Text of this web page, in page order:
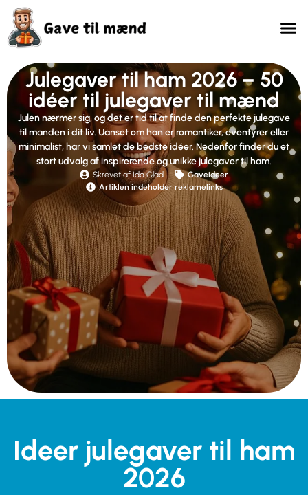
Julegaver til ham 2026 – 50
idéer til julegaver til mænd
Julen nærmer sig, og det er tid til at finde den perfekte julegave
til manden i dit liv. Uanset om han er romantiker, eventyrer eller
minimalist, har vi samlet de bedste idéer. Nedenfor finder du et
stort udvalg af inspirerende og unikke julegaver til ham.
Skrevet af Ida Glad
Gaveideer
Artiklen indeholder reklamelinks
Ideer julegaver til ham
2026